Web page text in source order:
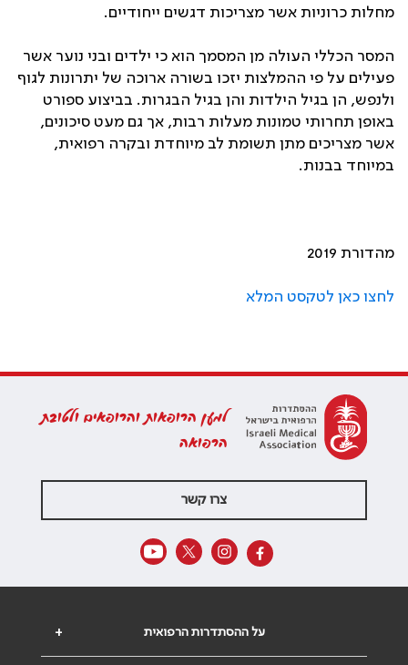
מחלות כרוניות אשר מצריכות דגשים ייחודיים.
המסר הכללי העולה מן המסמך הוא כי ילדים ובני נוער אשר
פעילים על פי ההמלצות יזכו בשורה ארוכה של יתרונות לגוף
ולנפש, הן בגיל הילדות והן בגיל הבגרות. בביצוע ספורט
באופן תחרותי טמונות מעלות רבות, אך גם מעט סיכונים,
אשר מצריכים מתן תשומת לב מיוחדת ובקרה רפואית,
במיוחד בבנות.
מהדורת 2019
לחצו כאן לטקסט המלא
למען הרופאות והרופאים ולטובת
הרפואה
צרו קשר
+ על ההסתדרות הרפואית